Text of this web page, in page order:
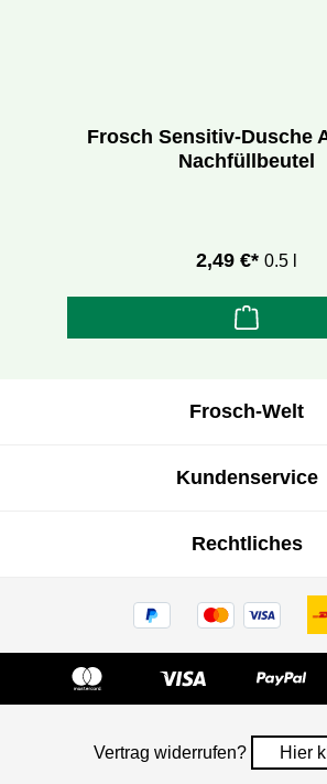
Frosch Sensitiv-Dusche
Nachfüllbeutel
2,49 €* 0.5 l
Frosch-Welt
Kundenservice
Rechtliches
Vertrag widerrufen? Hier